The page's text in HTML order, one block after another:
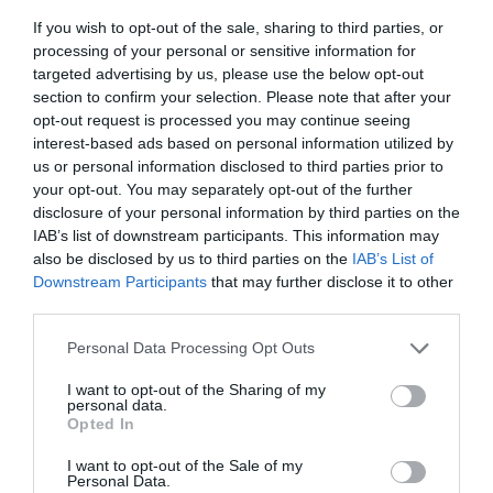
If you wish to opt-out of the sale, sharing to third parties, or
processing of your personal or sensitive information for
targeted advertising by us, please use the below opt-out
section to confirm your selection. Please note that after your
opt-out request is processed you may continue seeing
interest-based ads based on personal information utilized by
us or personal information disclosed to third parties prior to
your opt-out. You may separately opt-out of the further
disclosure of your personal information by third parties on the
IAB’s list of downstream participants. This information may
also be disclosed by us to third parties on the IAB’s List of
Downstream Participants that may further disclose it to other
Please note that this website/app uses one or more Google
not limited to your visit or usage behaviour. You may click to
grant or deny consent to Google and its third-party tags to
use your data for below specified purposes in below Google
consent section.
Personal Data Processing Opt Outs
I want to opt-out of the Sharing of my
personal data.
Opted In
I want to opt-out of the Sale of my
Personal Data.
és ki tudja, mi lesz vele…
rendezője három szupersztárral, valószínűleg a világ